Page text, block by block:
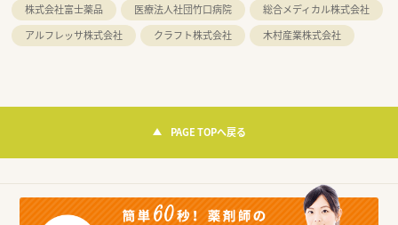
株式会社富士薬品
医療法人社団竹口病院
総合メディカル株式会社
アルフレッサ株式会社
クラフト株式会社 木村産業株式会社
PAGE TOPへ戻る